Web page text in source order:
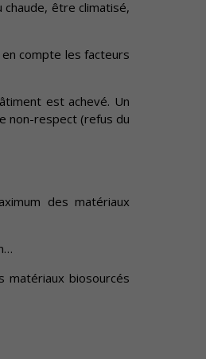
être climatisé,
en compte les facteurs
est achevé. Un
non-respect (refus du
des matériaux
matériaux biosourcés